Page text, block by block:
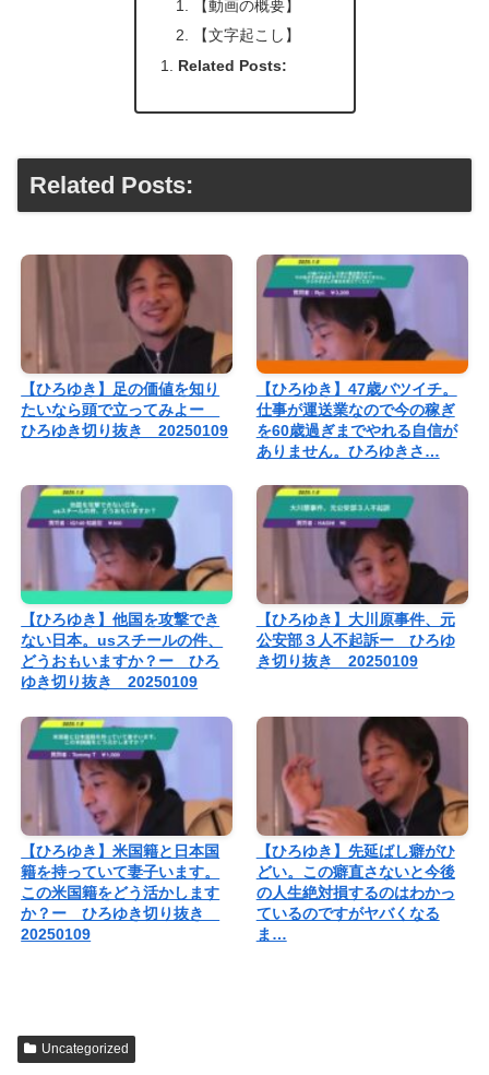
【動画の概要】
【文字起こし】
Related Posts:
Related Posts:
【ひろゆき】足の価値を知り
たいなら頭で立ってみよー
ひろゆき切り抜き 20250109
【ひろゆき】47歳バツイチ。
仕事が運送業なので今の稼ぎ
を60歳過ぎまでやれる自信が
ありません。ひろゆきさ…
【ひろゆき】他国を攻撃でき
ない日本。usスチールの件、
どうおもいますか？ー ひろ
ゆき切り抜き 20250109
【ひろゆき】大川原事件、元
公安部３人不起訴ー ひろゆ
き切り抜き 20250109
【ひろゆき】米国籍と日本国
籍を持っていて妻子います。
この米国籍をどう活かします
か？ー ひろゆき切り抜き
20250109
【ひろゆき】先延ばし癖がひ
どい。この癖直さないと今後
の人生絶対損するのはわかっ
ているのですがヤバくなる
ま…
Uncategorized